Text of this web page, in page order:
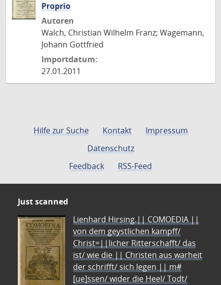
Proprio
Autoren
Walch, Christian Wilhelm Franz; Wagemann,
Johann Gottfried
Importdatum:
27.01.2011
Hilfe zur Suche Kontakt
Impressum
Datenschutz
Feedback
RSS-Feed
Just scanned
Lienhard Hirsing.|| COMOEDIA ||
von dem geystlichen kampff/
Christ=||licher Ritterschafft/ das
ist/ wie die || Christen aus warheit
der schrifft/ sich legen || m#
[ue]ssen/ wider die Heel/ Todt/